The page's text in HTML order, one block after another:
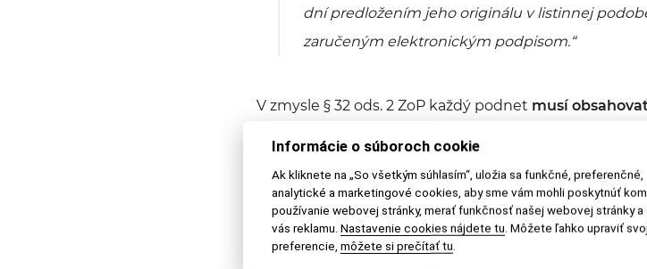
dní predložením jeho originálu v listinnej
zaručeným elektronickým podpisom.“
V zmysle § 32 ods. 2 ZoP každý podnet musí
komu je určený
akej veci sa týka
kto ho podáva
proti komu smeruje
Informácie o súboroch cookie
Ak kliknete na „So všetkým súhlasím“, uložia sa funkčné, preferenčné,
analytické a marketingové cookies, aby sme vám mohli poskytnúť
používanie webovej stránky, merať funkčnosť našej webovej stránky a
vás reklamu. Nastavenie cookies nájdete tu. Môžete ľahko upraviť
preferencie, môžete si prečítať tu.